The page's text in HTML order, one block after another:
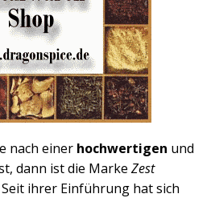
nach einer hochwertigen und
dann ist die Marke Zest
ihrer Einführung hat sich